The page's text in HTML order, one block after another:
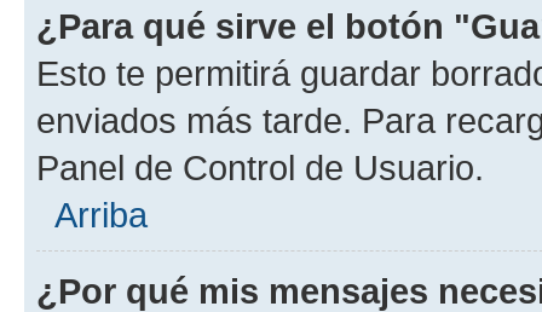
¿Para qué sirve el botón
Esto te permitirá guardar
enviados más tarde. Para
Panel de Control de Usuario.
Arriba
¿Por qué mis mensajes